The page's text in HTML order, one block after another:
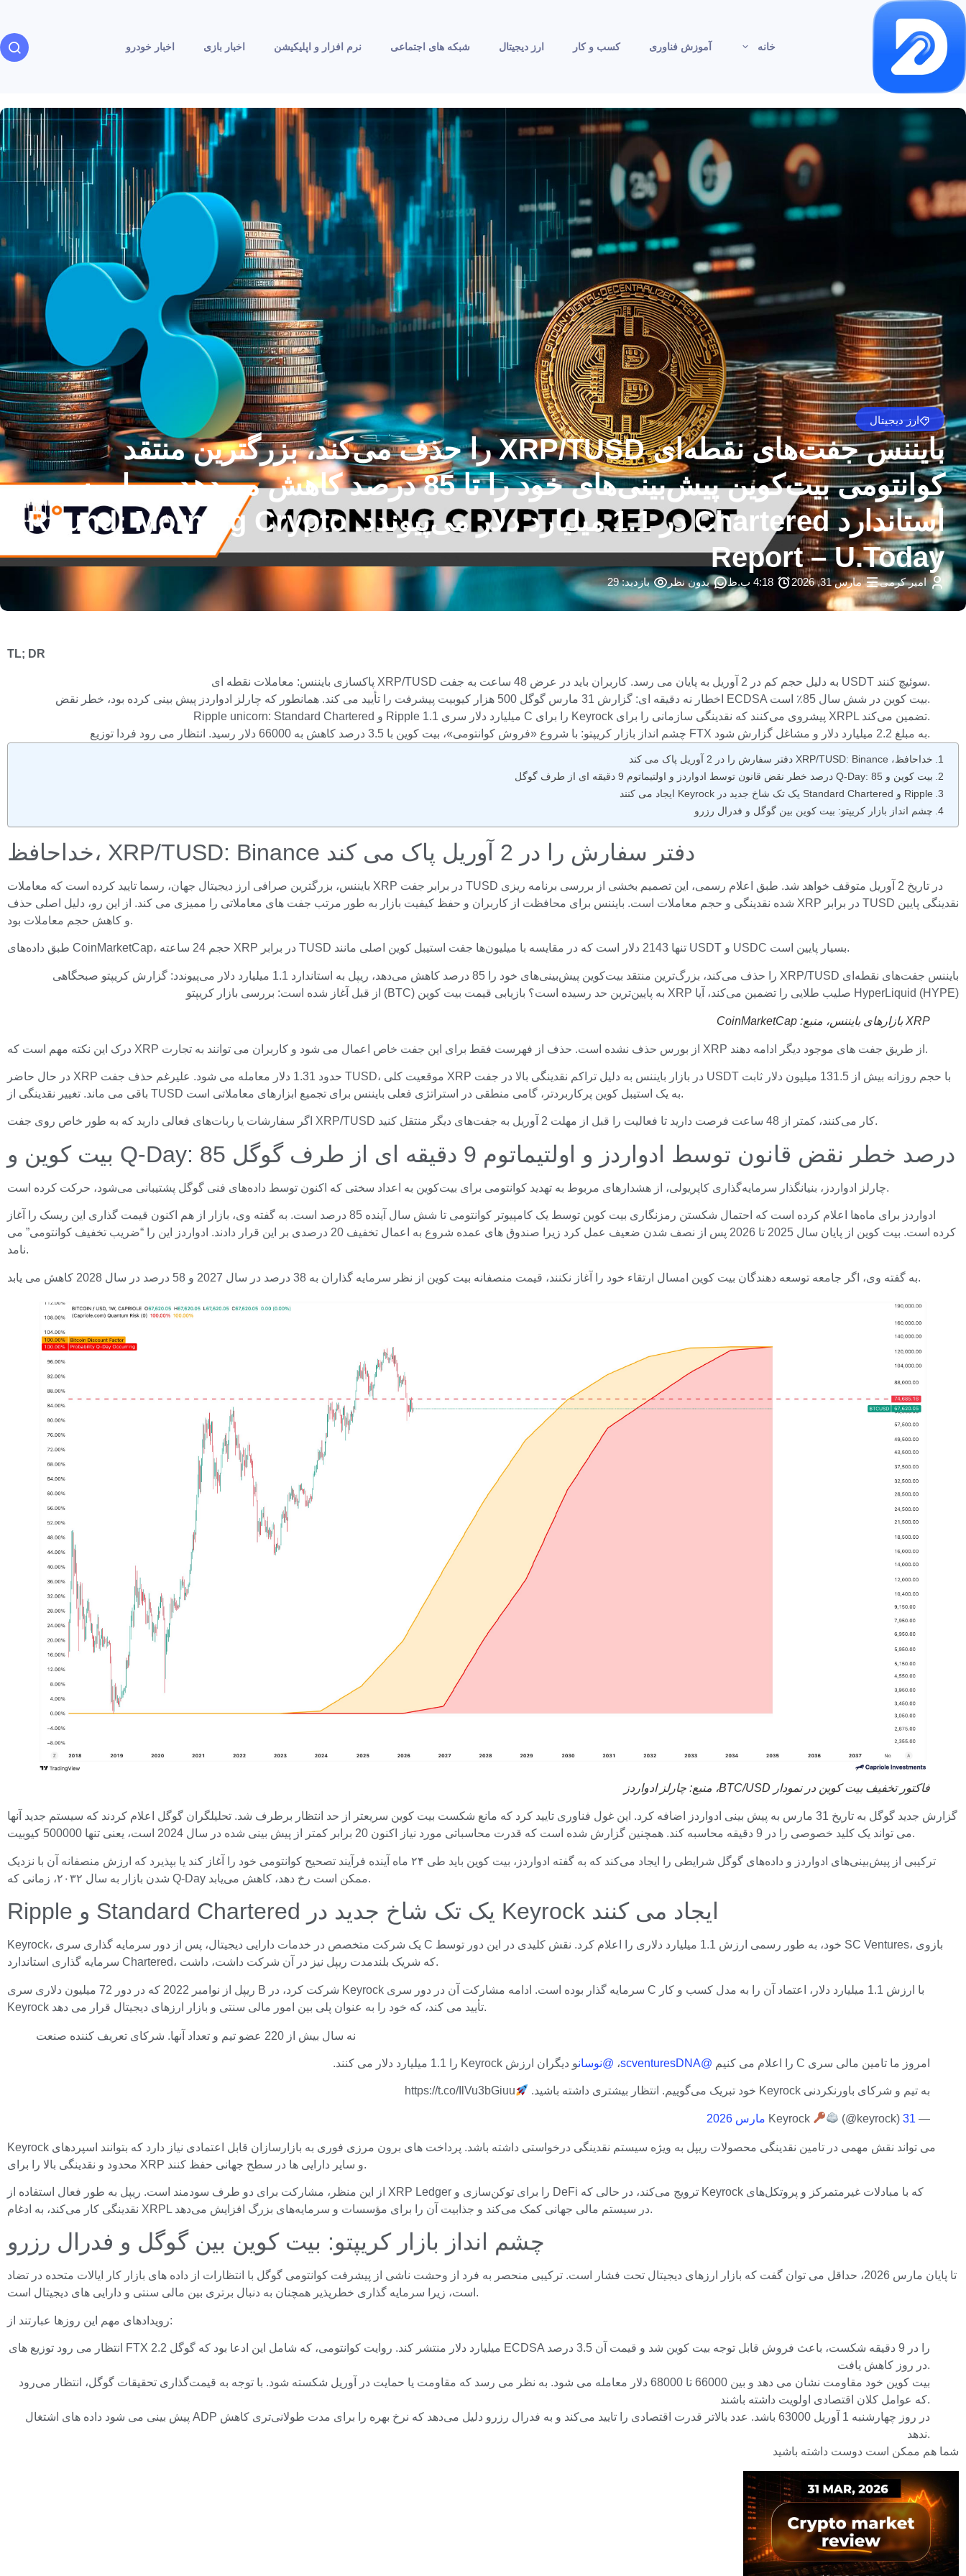
خانه آموزش فناوری کسب و کار ارز دیجیتال شبکه های اجتماعی نرم افزار و اپلیکیشن اخبار بازی اخبار خودرو
ارز دیجیتال
بایننس جفت‌های نقطه‌ای XRP/TUSD را حذف می‌کند، بزرگترین منتقد
کوانتومی بیت‌کوین پیش‌بینی‌های خود را تا 85 درصد کاهش می‌دهد، ریپل به
استاندارد Chartered در 1.1 میلیارد دلار می‌پیوندد. Round: Morning Crypto
Report – U.Today
امیر کرمی مارس 31, 2026 4:18 ب.ظ بدون نظر بازدید: 29
TL; DR
پاکسازی بایننس: معاملات نقطه ای XRP/TUSD به دلیل حجم کم در 2 آوریل به پایان می رسد. کاربران باید در عرض 48 ساعت به جفت USDT سوئیچ کنند.
اخطار نه دقیقه ای: گزارش 31 مارس گوگل 500 هزار کیوبیت پیشرفت را تأیید می کند. همانطور که چارلز ادواردز پیش بینی کرده بود، خطر نقض ECDSA بیت کوین در شش سال 85٪ است.
Ripple unicorn: Standard Chartered و Ripple 1.1 میلیارد دلار سری C را برای Keyrock پیشروی می‌کنند که نقدینگی سازمانی را برای XRPL تضمین می‌کند.
چشم انداز بازار کریپتو: با شروع «فروش کوانتومی»، بیت کوین با 3.5 درصد کاهش به 66000 دلار رسید. انتظار می رود فردا توزیع FTX به مبلغ 2.2 میلیارد دلار و مشاغل گزارش شود.
خداحافظ، XRP/TUSD: Binance دفتر سفارش را در 2 آوریل پاک می کند
بیت کوین و Q-Day: 85 درصد خطر نقض قانون توسط ادواردز و اولتیماتوم 9 دقیقه ای از طرف گوگل
Ripple و Standard Chartered یک تک شاخ جدید در Keyrock ایجاد می کنند
چشم انداز بازار کریپتو: بیت کوین بین گوگل و فدرال رزرو
خداحافظ، XRP/TUSD: Binance دفتر سفارش را در 2 آوریل پاک می کند
بایننس، بزرگترین صرافی ارز دیجیتال جهان، رسما تایید کرده است که معاملات XRP در برابر جفت TUSD در تاریخ 2 آوریل متوقف خواهد شد. طبق اعلام رسمی، این تصمیم بخشی از بررسی برنامه ریزی
شده نقدینگی و حجم معاملات است. بایننس برای محافظت از کاربران و حفظ کیفیت بازار به طور مرتب جفت های معاملاتی را ممیزی می کند. از این رو، دلیل اصلی حذف XRP در برابر TUSD نقدینگی پایین
و کاهش حجم معاملات بود.
طبق داده‌های CoinMarketCap، حجم 24 ساعته XRP در برابر TUSD تنها 2143 دلار است که در مقایسه با میلیون‌ها جفت استیبل کوین اصلی مانند USDT و USDC بسیار پایین است.
بایننس جفت‌های نقطه‌ای XRP/TUSD را حذف می‌کند، بزرگ‌ترین منتقد بیت‌کوین پیش‌بینی‌های خود را 85 درصد کاهش می‌دهد، ریپل به استاندارد 1.1 میلیارد دلار می‌پیوندد: گزارش کریپتو صبحگاهی
HyperLiquid (HYPE) صلیب طلایی را تضمین می‌کند، آیا XRP به پایین‌ترین حد رسیده است؟ بازیابی قیمت بیت کوین (BTC) از قبل آغاز شده است: بررسی بازار کریپتو
XRP بازارهای بایننس، منبع: CoinMarketCap
درک این نکته مهم است که XRP از بورس حذف نشده است. حذف از فهرست فقط برای این جفت خاص اعمال می شود و کاربران می توانند به تجارت XRP از طریق جفت های موجود دیگر ادامه دهند.
در حال حاضر XRP حدود 1.31 دلار معامله می شود. علیرغم حذف جفت TUSD، موقعیت کلی XRP در بازار بایننس به دلیل تراکم نقدینگی بالا در جفت USDT با حجم روزانه بیش از 131.5 میلیون دلار ثابت
باقی می ماند. تغییر نقدینگی از TUSD به یک استیبل کوین پرکاربردتر، گامی منطقی در استراتژی فعلی بایننس برای تجمیع ابزارهای معاملاتی است.
اگر سفارشات یا ربات‌های فعالی دارید که به طور خاص روی جفت XRP/TUSD کار می‌کنند، کمتر از 48 ساعت فرصت دارید تا فعالیت را قبل از مهلت 2 آوریل به جفت‌های دیگر منتقل کنید.
بیت کوین و Q-Day: 85 درصد خطر نقض قانون توسط ادواردز و اولتیماتوم 9 دقیقه ای از طرف گوگل
چارلز ادواردز، بنیانگذار سرمایه‌گذاری کاپریولی، از هشدارهای مربوط به تهدید کوانتومی برای بیت‌کوین به اعداد سختی که اکنون توسط داده‌های فنی گوگل پشتیبانی می‌شود، حرکت کرده است.
ادواردز برای ماه‌ها اعلام کرده است که احتمال شکستن رمزنگاری بیت کوین توسط یک کامپیوتر کوانتومی تا شش سال آینده 85 درصد است. به گفته وی، بازار از هم اکنون قیمت گذاری این ریسک را آغاز
کرده است. بیت کوین از پایان سال 2025 تا 2026 پس از نصف شدن ضعیف عمل کرد زیرا صندوق های عمده شروع به اعمال تخفیف 20 درصدی بر این قرار دادند. ادواردز این را “ضریب تخفیف کوانتومی” می
نامد.
به گفته وی، اگر جامعه توسعه دهندگان بیت کوین امسال ارتقاء خود را آغاز نکنند، قیمت منصفانه بیت کوین از نظر سرمایه گذاران به 38 درصد در سال 2027 و 58 درصد در سال 2028 کاهش می یابد.
فاکتور تخفیف بیت کوین در نمودار BTC/USD، منبع: چارلز ادواردز
گزارش جدید گوگل به تاریخ 31 مارس به پیش بینی ادواردز اضافه کرد. این غول فناوری تایید کرد که مانع شکست بیت کوین سریعتر از حد انتظار برطرف شد. تحلیلگران گوگل اعلام کردند که سیستم جدید آنها
می تواند یک کلید خصوصی را در 9 دقیقه محاسبه کند. همچنین گزارش شده است که قدرت محاسباتی مورد نیاز اکنون 20 برابر کمتر از پیش بینی شده در سال 2024 است، یعنی تنها 500000 کیوبیت.
ترکیبی از پیش‌بینی‌های ادواردز و داده‌های گوگل شرایطی را ایجاد می‌کند که به گفته ادواردز، بیت کوین باید طی ۲۴ ماه آینده فرآیند تصحیح کوانتومی خود را آغاز کند یا بپذیرد که ارزش منصفانه آن با نزدیک
شدن بازار به سال ۲۰۳۲، زمانی که Q-Day ممکن است رخ دهد، کاهش می‌یابد.
Ripple و Standard Chartered یک تک شاخ جدید در Keyrock ایجاد می کنند
Keyrock، یک شرکت متخصص در خدمات دارایی دیجیتال، پس از دور سرمایه گذاری سری C خود، به طور رسمی ارزش 1.1 میلیارد دلاری را اعلام کرد. نقش کلیدی در این دور توسط SC Ventures، بازوی
سرمایه گذاری استاندارد Chartered، که شریک بلندمدت ریپل نیز در آن شرکت داشت، داشت.
ریپل از نوامبر 2022 که در دور 72 میلیون دلاری سری B شرکت کرد، در Keyrock سرمایه گذار بوده است. ادامه مشارکت آن در دور سری C با ارزش 1.1 میلیارد دلار، اعتماد آن را به مدل کسب و کار
Keyrock تأیید می کند، که خود را به عنوان پلی بین امور مالی سنتی و بازار ارزهای دیجیتال قرار می دهد.
نه سال بیش از 220 عضو تیم و تعداد آنها. شرکای تعریف کننده صنعت
امروز ما تامین مالی سری C را اعلام می کنیم @scventuresDNA ، @نوسانو دیگران ارزش Keyrock را 1.1 میلیارد دلار می کنند.
به تیم و شرکای باورنکردنی Keyrock خود تبریک می‌گوییم. انتظار بیشتری داشته باشید. https://t.co/IlVu3bGiuu
— Keyrock
(@keyrock) 31 مارس 2026
Keyrock می تواند نقش مهمی در تامین نقدینگی محصولات ریپل به ویژه سیستم نقدینگی درخواستی داشته باشد. پرداخت های برون مرزی فوری به بازارسازان قابل اعتمادی نیاز دارد که بتوانند اسپردهای
محدود و نقدینگی بالا را برای XRP و سایر دارایی ها در سطح جهانی حفظ کنند.
از این منظر، مشارکت برای دو طرف سودمند است. ریپل به طور فعال استفاده از XRP Ledger را برای توکن‌سازی و DeFi ترویج می‌کند، در حالی که Keyrock که با مبادلات غیرمتمرکز و پروتکل‌های
نقدینگی کار می‌کند، به ادغام XRPL در سیستم مالی جهانی کمک می‌کند و جذابیت آن را برای مؤسسات و سرمایه‌های بزرگ افزایش می‌دهد.
چشم انداز بازار کریپتو: بیت کوین بین گوگل و فدرال رزرو
تا پایان مارس 2026، حداقل می توان گفت که بازار ارزهای دیجیتال تحت فشار است. ترکیبی منحصر به فرد از وحشت ناشی از پیشرفت کوانتومی گوگل با انتظارات از داده های بازار کار ایالات متحده در تضاد
است، زیرا سرمایه گذاری خطرپذیر همچنان به دنبال برتری بین مالی سنتی و دارایی های دیجیتال است.
رویدادهای مهم این روزها عبارتند از:
انتظار می رود توزیع های FTX 2.2 میلیارد دلار منتشر کند. روایت کوانتومی، که شامل این ادعا بود که گوگل ECDSA را در 9 دقیقه شکست، باعث فروش قابل توجه بیت کوین شد و قیمت آن 3.5 درصد
در روز کاهش یافت.
بیت کوین خود مقاومت نشان می دهد و بین 66000 تا 68000 دلار معامله می شود. به نظر می رسد که مقاومت یا حمایت در آوریل شکسته شود. با توجه به قیمت‌گذاری تحقیقات گوگل، انتظار می‌رود
که عوامل کلان اقتصادی اولویت داشته باشند.
پیش بینی می شود داده های اشتغال ADP در روز چهارشنبه 1 آوریل 63000 باشد. عدد بالاتر قدرت اقتصادی را تایید می‌کند و به فدرال رزرو دلیل می‌دهد که نرخ بهره را برای مدت طولانی‌تری کاهش
ندهد.
شما هم ممکن است دوست داشته باشید